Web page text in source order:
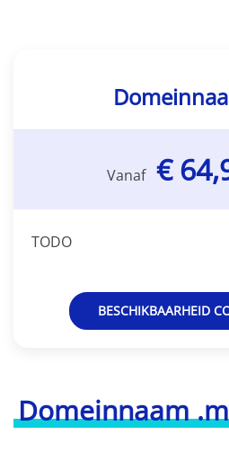
Domeinnaam
Vanaf €
TODO
BESCHIKBAARHEID